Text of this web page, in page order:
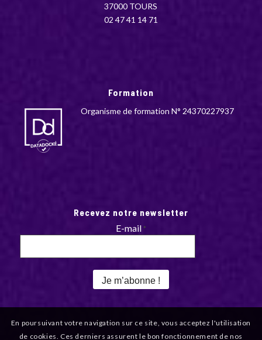
37000 TOURS
02 47 41 14 71
Formation
Organisme de formation N° 24370227937
Recevez notre newsletter
E-mail *
En poursuivant votre navigation sur ce site, vous acceptez l'utilisation
de cookies. Ces derniers assurent le bon fonctionnement de nos